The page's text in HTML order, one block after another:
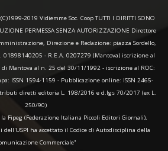
2019 Vidiemme Soc. Coop TUTTI I DIRITTI SONO
PERMESSA SENZA AUTORIZZAZIONE Direttore
Direzione e Redazione: piazza Sordello,
01898140205 - R.E.A. 0207279 (Mantova) iscrizione al
Mantova al n. 25 del 30/11/1992 - iscrizione al ROC:
ISSN 1594-1159 - Pubblicazione online: ISSN 2465-
diretti editoria L. 198/2016 e d.lgs 70/2017 (ex L.
250/90)
Fipeg (Federazione Italiana Piccoli Editori Giornali),
dell'USPI ha accettato il Codice di Autodisciplina della
Commerciale"